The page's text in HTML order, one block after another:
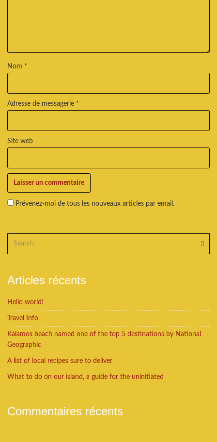
Nom *
Adresse de messagerie *
Site web
Prévenez-moi de tous les nouveaux articles par email.
Articles récents
Hello world!
Travel Info
Kalamos beach named one of the top 5 destinations by National
Geographic
A list of local recipes sure to deliver
What to do on our island, a guide for the uninitiated
Commentaires récents